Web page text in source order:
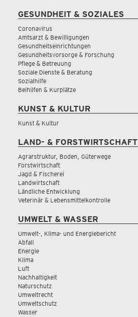
GESUNDHEIT & SOZIALES
Coronavirus
Amtsarzt & Bewilligungen
Gesundheitseinrichtungen
Gesundheitsvorsorge & Forschung
Pflege & Betreuung
Soziale Dienste & Beratung
Sozialhilfe
Beihilfen & Kurplätze
KUNST & KULTUR
Kunst & Kultur
LAND- & FORSTWIRTSCHAFT
Agrarstruktur, Boden, Güterwege
Forstwirtschaft
Jagd & Fischerei
Landwirtschaft
Ländliche Entwicklung
Veterinär & Lebensmittelkontrolle
UMWELT & WASSER
Umwelt-, Klima- und Energiebericht
Abfall
Energie
Klima
Luft
Nachhaltigkeit
Naturschutz
Umweltrecht
Umweltschutz
Wasser